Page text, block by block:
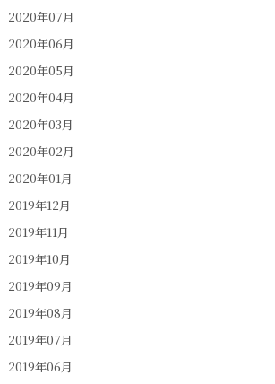
2020年07月
2020年06月
2020年05月
2020年04月
2020年03月
2020年02月
2020年01月
2019年12月
2019年11月
2019年10月
2019年09月
2019年08月
2019年07月
2019年06月